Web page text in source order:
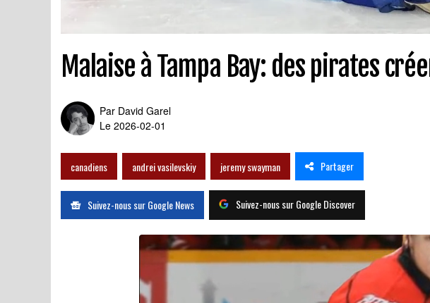
Malaise à Tampa Bay: des pirates
Par David Garel
Le 2026-02-01
canadiens andrei vasilevskiy jeremy swayman Partager
Suivez-nous sur Google News Suivez-nous sur Google Discover